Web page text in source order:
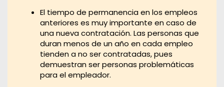
El tiempo de permanencia en los empleos
anteriores es muy importante en caso de
una nueva contratación. Las personas que
duran menos de un año en cada empleo
tienden a no ser contratadas, pues
demuestran ser personas problemáticas
para el empleador.